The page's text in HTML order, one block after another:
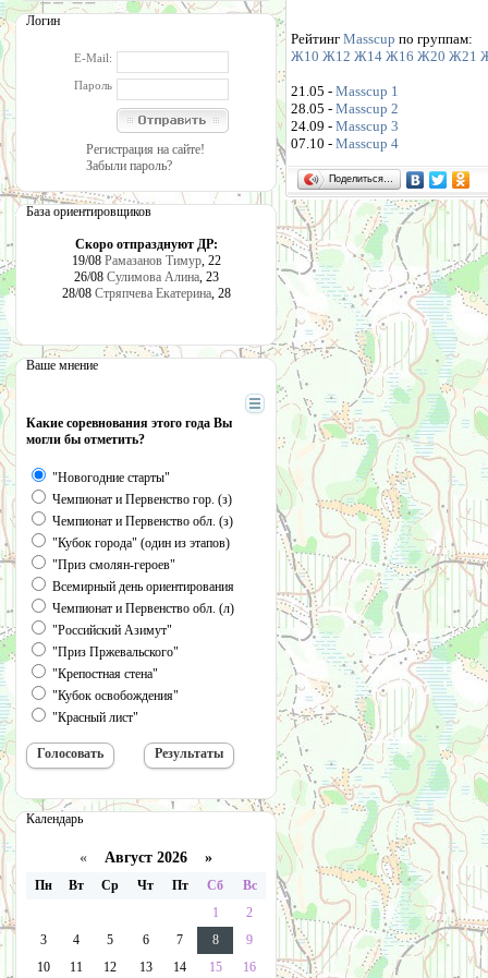
Логин
E-Mail:
Пароль
Регистрация на сайте!
Забыли пароль?
База ориентировщиков
Скоро отпразднуют ДР:
19/08 Рамазанов Тимур, 22
26/08 Сулимова Алина, 23
28/08 Стряпчева Екатерина, 28
Ваше мнение
Какие соревнования этого года Вы
могли бы отметить?
"Новогодние старты"
Чемпионат и Первенство гор. (з)
Чемпионат и Первенство обл. (з)
"Кубок города" (один из этапов)
"Приз смолян-героев"
Всемирный день ориентирования
Чемпионат и Первенство обл. (л)
"Российский Азимут"
"Приз Пржевальского"
"Крепостная стена"
"Кубок освобождения"
"Красный лист"
Календарь
« Август 2026 »
Пн Вт Ср Чт Пт Сб
Вс
1
2
3
4 5 6 7 8
9
10
11 12 13 14 15
16
Рейтинг Masscup по группам:
Ж10 Ж12 Ж14 Ж16 Ж20 Ж21
21.05 - Masscup 1
28.05 - Masscup 2
24.09 - Masscup 3
07.10 - Masscup 4
Поделиться…